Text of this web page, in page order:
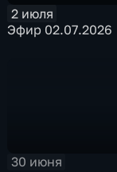
2 июля
Эфир 02.07.2026
30 июня